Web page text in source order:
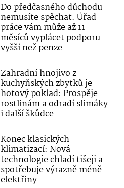
Do předčasného důchodu
nemusíte spěchat. Úřad
práce vám může až 11
měsíců vyplácet podporu
vyšší než penze
Zahradní hnojivo z
kuchyňských zbytků je
hotový poklad: Prospěje
rostlinám a odradí slimáky
i další škůdce
Konec klasických
klimatizací: Nová
technologie chladí tišeji a
spotřebuje výrazně méně
elektřiny